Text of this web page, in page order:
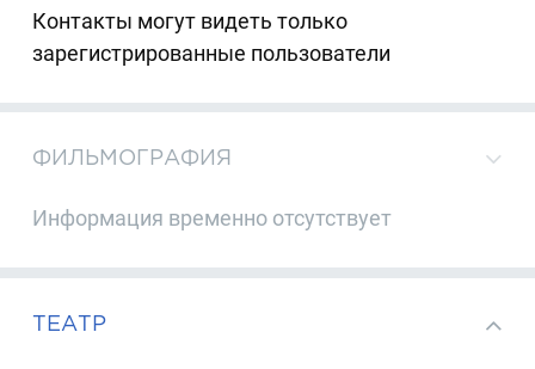
Контакты могут видеть только
зарегистрированные пользователи
ФИЛЬМОГРАФИЯ
Информация временно отсутствует
ТЕАТР